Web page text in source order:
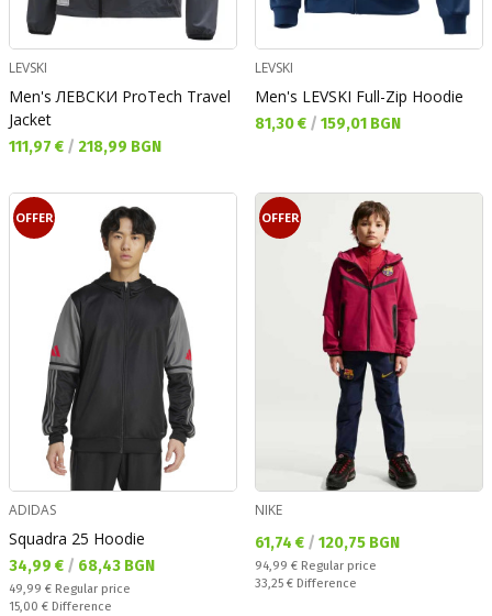
LEVSKI
Men's ЛЕВСКИ ProTech Travel
Jacket
Текуща цена:
111,97 € / 218,99 BGN
LEVSKI
Men's LEVSKI Full-Zip Hoodie
Текуща цена:
81,30 € / 159,01 BGN
OFFER
ADIDAS
Squadra 25 Hoodie
Текуща цена:
34,99 € / 68,43 BGN
Regular price:
49,99 € Regular price
Спестявате:
15,00 € Difference
OFFER
NIKE
Текуща цена:
61,74 € / 120,75 BGN
Regular price:
94,99 € Regular price
Спестявате:
33,25 € Difference